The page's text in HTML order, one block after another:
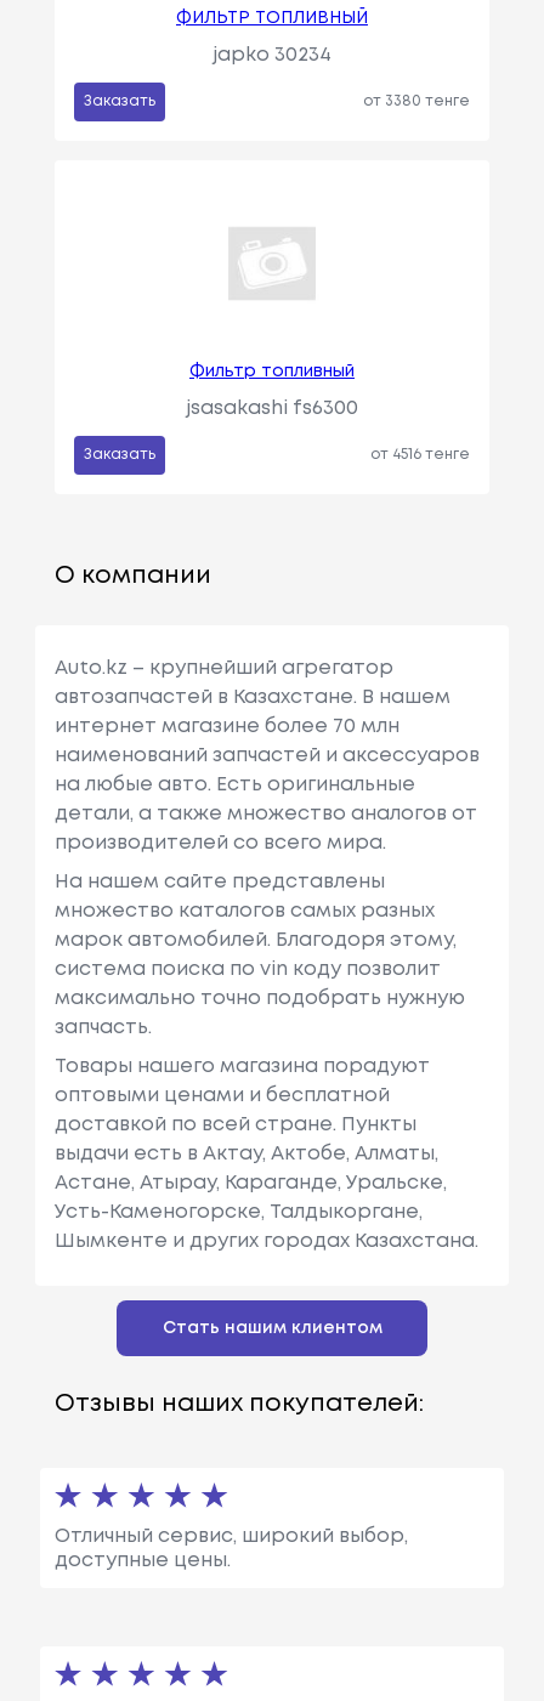
ФИЛЬТР ТОПЛИВНЫЙ
japko 30234
Заказать от 3380 тенге
Фильтр топливный
jsasakashi fs6300
Заказать от 4516 тенге
О компании
Auto.kz – крупнейший агрегатор
автозапчастей в Казахстане. В нашем
интернет магазине более 70 млн
наименований запчастей и аксессуаров
на любые авто. Есть оригинальные
детали, а также множество аналогов от
производителей со всего мира.
На нашем сайте представлены
множество каталогов самых разных
марок автомобилей. Благодоря этому,
система поиска по vin коду позволит
максимально точно подобрать нужную
запчасть.
Товары нашего магазина порадуют
оптовыми ценами и бесплатной
доставкой по всей стране. Пункты
выдачи есть в Актау, Актобе, Алматы,
Астане, Атырау, Караганде, Уральске,
Усть-Каменогорске, Талдыкоргане,
Шымкенте и других городах Казахстана.
Стать нашим клиентом
Отзывы наших покупателей:
Отличный сервис, широкий выбор,
доступные цены.